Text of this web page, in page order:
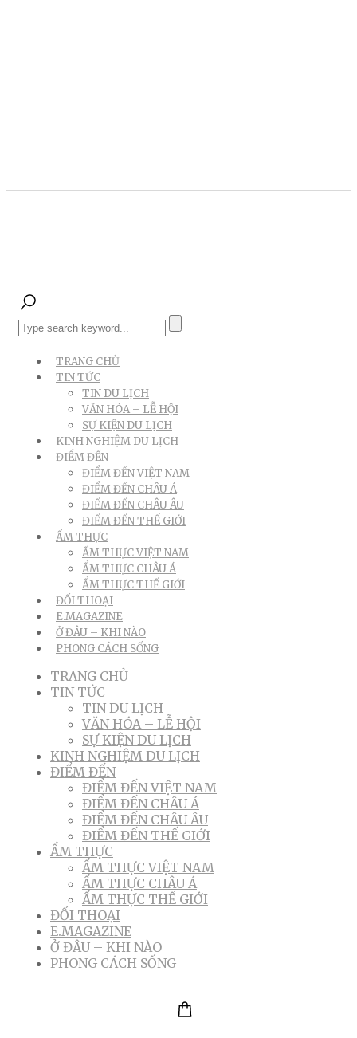
TRANG CHỦ
TIN TỨC
TIN DU LỊCH
VĂN HÓA – LỄ HỘI
SỰ KIỆN DU LỊCH
KINH NGHIỆM DU LỊCH
ĐIỂM ĐẾN
ĐIỂM ĐẾN VIỆT NAM
ĐIỂM ĐẾN CHÂU Á
ĐIỂM ĐẾN CHÂU ÂU
ĐIỂM ĐẾN THẾ GIỚI
ẨM THỰC
ẨM THỰC VIỆT NAM
ẨM THỰC CHÂU Á
ẨM THỰC THẾ GIỚI
ĐỐI THOẠI
E.MAGAZINE
Ở ĐÂU – KHI NÀO
PHONG CÁCH SỐNG
TRANG CHỦ
TIN TỨC
TIN DU LỊCH
VĂN HÓA – LỄ HỘI
SỰ KIỆN DU LỊCH
KINH NGHIỆM DU LỊCH
ĐIỂM ĐẾN
ĐIỂM ĐẾN VIỆT NAM
ĐIỂM ĐẾN CHÂU Á
ĐIỂM ĐẾN CHÂU ÂU
ĐIỂM ĐẾN THẾ GIỚI
ẨM THỰC
ẨM THỰC VIỆT NAM
ẨM THỰC CHÂU Á
ẨM THỰC THẾ GIỚI
ĐỐI THOẠI
E.MAGAZINE
Ở ĐÂU – KHI NÀO
PHONG CÁCH SỐNG